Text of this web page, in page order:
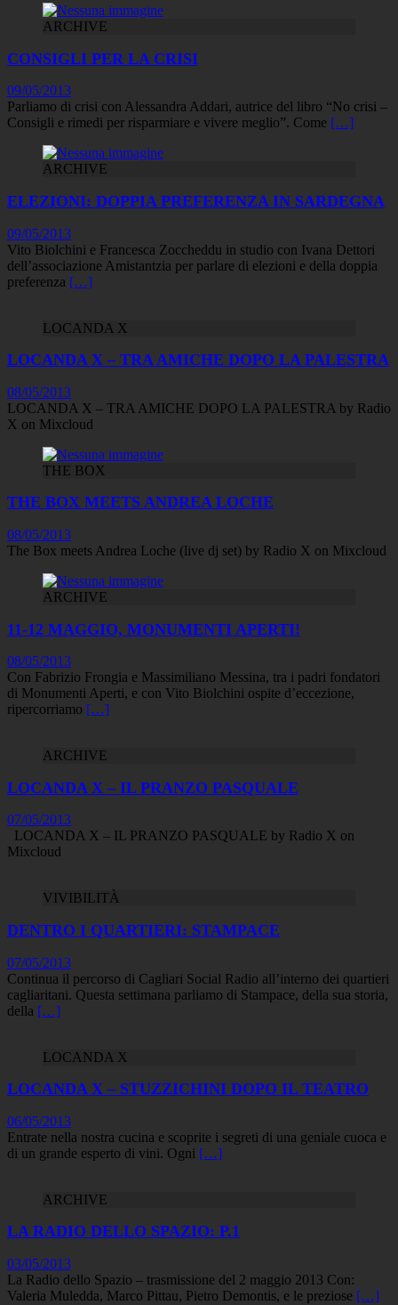
ARCHIVE
CONSIGLI PER LA CRISI
09/05/2013
Parliamo di crisi con Alessandra Addari, autrice del libro “No crisi –
Consigli e rimedi per risparmiare e vivere meglio”. Come […]
ARCHIVE
ELEZIONI: DOPPIA PREFERENZA IN SARDEGNA
09/05/2013
Vito Biolchini e Francesca Zoccheddu in studio con Ivana Dettori
dell’associazione Amistantzia per parlare di elezioni e della doppia
preferenza […]
LOCANDA X
LOCANDA X – TRA AMICHE DOPO LA PALESTRA
08/05/2013
LOCANDA X – TRA AMICHE DOPO LA PALESTRA by Radio
X on Mixcloud
THE BOX
THE BOX MEETS ANDREA LOCHE
08/05/2013
The Box meets Andrea Loche (live dj set) by Radio X on Mixcloud
ARCHIVE
11-12 MAGGIO, MONUMENTI APERTI!
08/05/2013
Con Fabrizio Frongia e Massimiliano Messina, tra i padri fondatori
di Monumenti Aperti, e con Vito Biolchini ospite d’eccezione,
ripercorriamo […]
ARCHIVE
LOCANDA X – IL PRANZO PASQUALE
07/05/2013
LOCANDA X – IL PRANZO PASQUALE by Radio X on
Mixcloud
VIVIBILITÀ
DENTRO I QUARTIERI: STAMPACE
07/05/2013
Continua il percorso di Cagliari Social Radio all’interno dei quartieri
cagliaritani. Questa settimana parliamo di Stampace, della sua storia,
della […]
LOCANDA X
LOCANDA X – STUZZICHINI DOPO IL TEATRO
06/05/2013
Entrate nella nostra cucina e scoprite i segreti di una geniale cuoca e
di un grande esperto di vini. Ogni […]
ARCHIVE
LA RADIO DELLO SPAZIO: P.1
03/05/2013
La Radio dello Spazio – trasmissione del 2 maggio 2013 Con:
Valeria Muledda, Marco Pittau, Pietro Demontis, e le preziose […]